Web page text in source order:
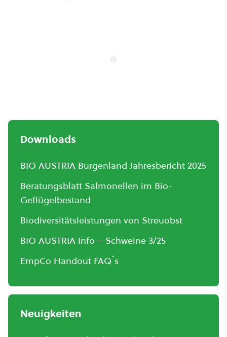
Downloads
BIO AUSTRIA Burgenland Jahresbericht 2025
Beratungsblatt Salmonellen im Bio-
Geflügelbestand
Biodiversitätsleistungen von Streuobst
BIO AUSTRIA Info – Schweine 3/25
EmpCo Handout FAQ`s
Neuigkeiten